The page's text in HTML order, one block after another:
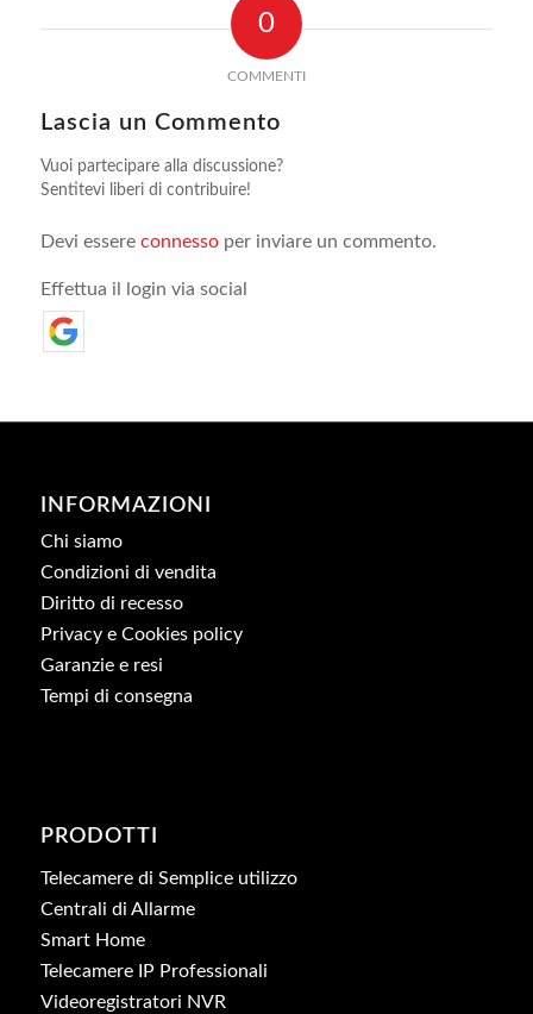
0
COMMENTI
Lascia un Commento
Vuoi partecipare alla discussione?
Sentitevi liberi di contribuire!
Devi essere connessoper inviare un commento.
Effettua il login via social
INFORMAZIONI
Chi siamo
Condizioni di vendita
Diritto di recesso
Privacy e Cookies policy
Garanzie e resi
Tempi di consegna
PRODOTTI
Telecamere di Semplice utilizzo
Centrali di Allarme
Smart Home
Telecamere IP Professionali
Videoregistratori NVR